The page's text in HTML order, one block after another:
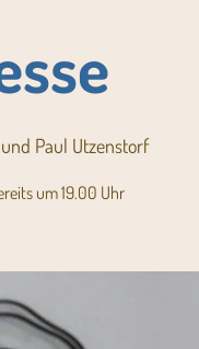
Paul Utzenstorf
um 19.00 Uhr